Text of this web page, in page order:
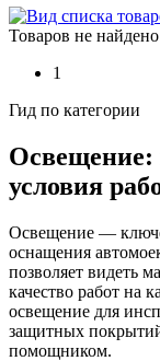
Товаров не найдено
1
Гид по категории
Освещение:
условия
Освещение —
оснащения
позволяет видеть
качество работ на
освещение для
защитных
помощником.